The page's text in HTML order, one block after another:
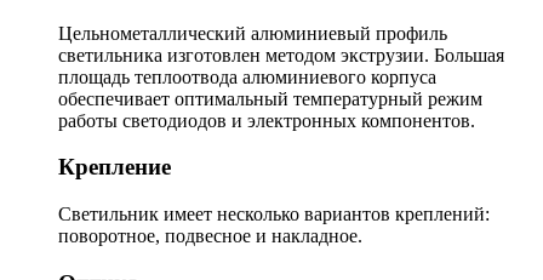
Цельнометаллический алюминиевый профиль
светильника изготовлен методом экструзии. Большая
площадь теплоотвода алюминиевого корпуса
обеспечивает оптимальный температурный режим
работы светодиодов и электронных компонентов.
Крепление
Светильник имеет несколько вариантов креплений:
поворотное, подвесное и накладное.